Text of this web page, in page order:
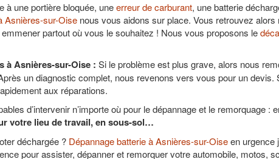
à une portière bloquée, uneerreur de carburant, une batterie
Asnières-sur-Oise nous vous aidons sur place. Vous retrouvez alors
partout où vous le souhaitez ! Nous vous proposons le
à Asnières-sur-Oise : Si le problème est plus grave, alors nous
un diagnostic complet, nous revenons vers vous pour un devis.
aux réparations.
d’intervenir n’importe où pour le dépannage et le remorquage :
votre lieu de travail, en sous-sol…
déchargée ? Dépannage batterie à Asnières-sur-Oiseen urgence
pour assister, dépanner et remorquer votre automobile, motos,